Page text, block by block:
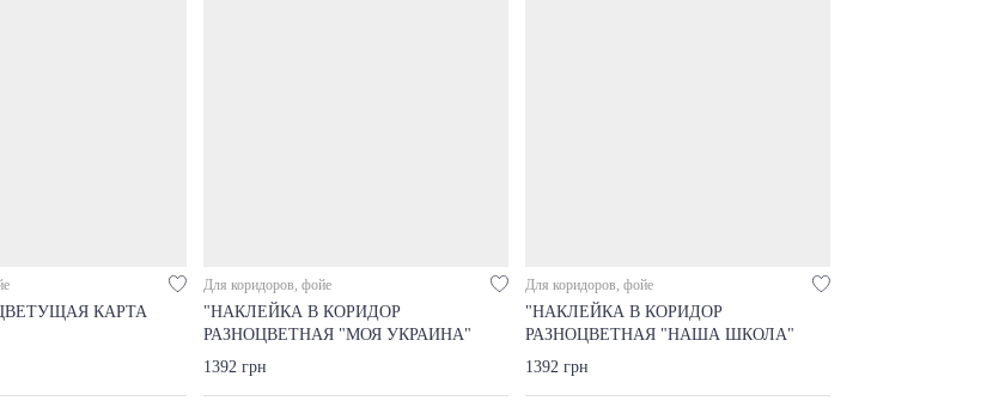
КАРТА
Для коридоров, фойе
"НАКЛЕЙКА В КОРИДОР
РАЗНОЦВЕТНАЯ "МОЯ УКРАИНА"
1392 грн
Для коридоров, фойе
"НАКЛЕЙКА В КОРИДОР
РАЗНОЦВЕТНАЯ "НАША ШКОЛА"
1392 грн